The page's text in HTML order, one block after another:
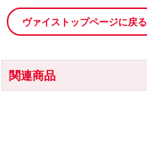
ヴァイストップページに戻る
関連商品